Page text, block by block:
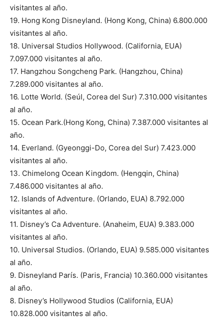
visitantes al año.
19. Hong Kong Disneyland. (Hong Kong, China) 6.800.000
visitantes al año.
18. Universal Studios Hollywood. (California, EUA)
7.097.000 visitantes al año.
17. Hangzhou Songcheng Park. (Hangzhou, China)
7.289.000 visitantes al año.
16. Lotte World. (Seúl, Corea del Sur) 7.310.000 visitantes
al año.
15. Ocean Park.(Hong Kong, China) 7.387.000 visitantes al
año.
14. Everland. (Gyeonggi-Do, Corea del Sur) 7.423.000
visitantes al año.
13. Chimelong Ocean Kingdom. (Hengqin, China)
7.486.000 visitantes al año.
12. Islands of Adventure. (Orlando, EUA) 8.792.000
visitantes al año.
11. Disney’s Ca Adventure. (Anaheim, EUA) 9.383.000
visitantes al año.
10. Universal Studios. (Orlando, EUA) 9.585.000 visitantes
al año.
9. Disneyland París. (Paris, Francia) 10.360.000 visitantes
al año.
8. Disney’s Hollywood Studios (California, EUA)
10.828.000 visitantes al año.